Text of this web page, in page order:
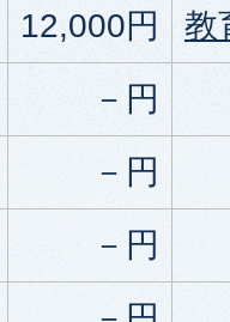
12,000円
教
－円
－円
－円